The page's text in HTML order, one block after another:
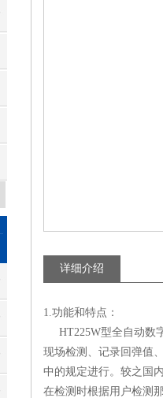
详细介绍
1.功能和特点：
HT225W型全自动数
现场检测、记录回弹值
中的规定进行。较之国
在检测时根据用户检测